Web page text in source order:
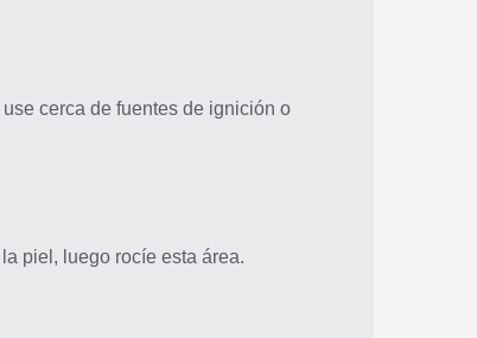
cerca de fuentes de ignición o
piel, luego rocíe esta área.